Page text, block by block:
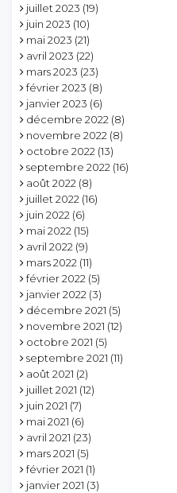
juillet 2023 (19)
juin 2023 (10)
mai 2023 (21)
avril 2023 (22)
mars 2023 (23)
février 2023 (8)
janvier 2023 (6)
décembre 2022 (8)
novembre 2022 (8)
octobre 2022 (13)
septembre 2022 (16)
août 2022 (8)
juillet 2022 (16)
juin 2022 (6)
mai 2022 (15)
avril 2022 (9)
mars 2022 (11)
février 2022 (5)
janvier 2022 (3)
décembre 2021 (5)
novembre 2021 (12)
octobre 2021 (5)
septembre 2021 (11)
août 2021 (2)
juillet 2021 (12)
juin 2021 (7)
mai 2021 (6)
avril 2021 (23)
mars 2021 (5)
février 2021 (1)
janvier 2021 (3)